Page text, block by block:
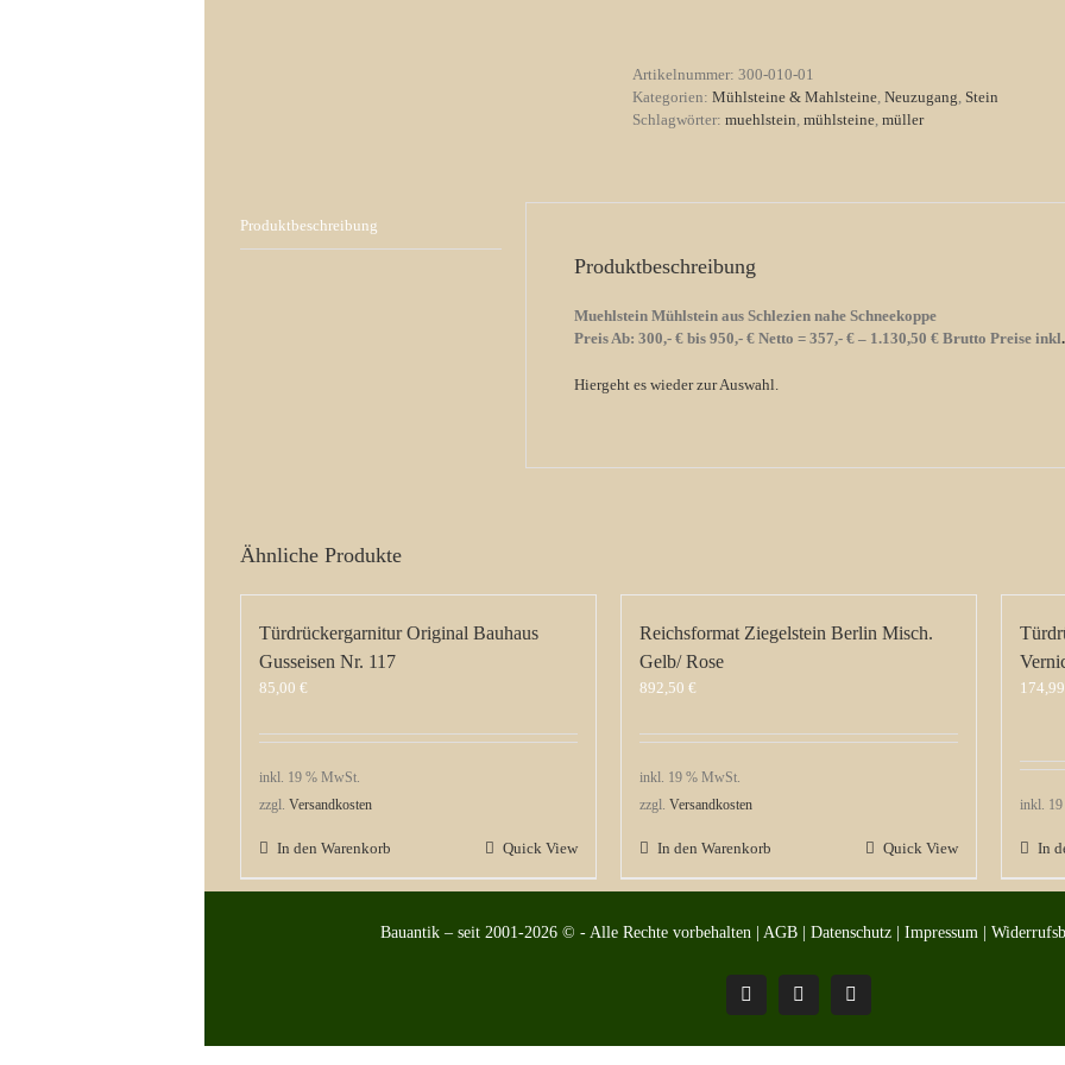
Artikelnummer: 300-010-01
Kategorien: Mühlsteine & Mahlsteine Neuzugang Stein
Schlagwörter: muehlstein mühlsteine müller
Produktbeschreibung
Produktbeschreibung
Muehlstein Mühlstein aus Schlezien nahe Schneekoppe
Preis Ab: 300,- € bis 950,- € Netto = 357,- € – 1.130,50 € Brutto Preise inkl.
Hiergeht es wieder zur Auswahl.
Ähnliche Produkte
Türdrückergarnitur Original Bauhaus
Gusseisen Nr. 117
85,00 €
inkl. 19 % MwSt.
zzgl. Versandkosten
In den Warenkorb Quick View
Reichsformat Ziegelstein Berlin Misch.
Gelb/ Rose
892,50 €
inkl. 19 % MwSt.
zzgl. Versandkosten
In den Warenkorb Quick View
174,99
inkl.
In
Bauantik – seit 2001-2026 © - Alle Rechte vorbehalten | AGB | Datenschutz | Impressum |
PinterestFacebookInstagram